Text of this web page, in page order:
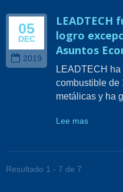
05
DEC
2019
LEADTECH
logro
Asuntos
LEADTECH
combustible de
metálicas y ha
Lee mas
Resultado 1 - 7 de 7